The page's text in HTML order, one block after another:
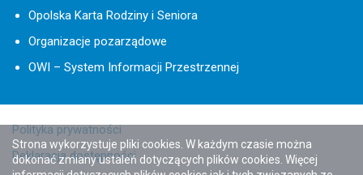
Opolska Karta Rodziny i Seniora
Organizacje pozarządowe
OWI – System Informacji Przestrzennej
Polityka prywatności
Deklaracja dostępności
Strona wykorzystuje pliki cookies. W każdym czasie można
dokonać zmiany ustaleń dotyczących plików cookies. Więcej